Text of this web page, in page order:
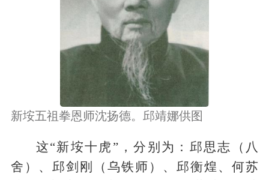
新垵五祖拳恩师沈扬德。邱靖娜供图
这“新垵十虎”，分别为：邱思志（八
舍）、邱剑刚（乌铁师）、邱衡煌、何苏